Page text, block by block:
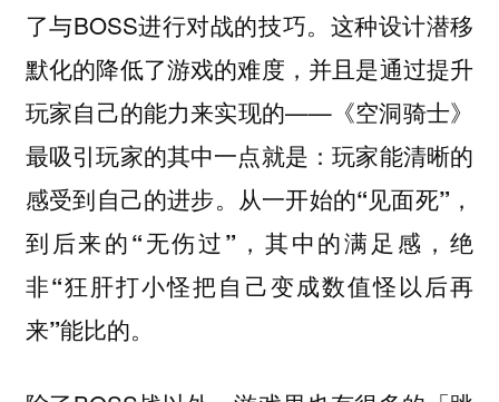
了与BOSS进行对战的技巧。这种设计潜移
默化的降低了游戏的难度，并且是通过提升
玩家自己的能力来实现的——《空洞骑士》
最吸引玩家的其中一点就是：玩家能清晰的
感受到自己的进步。从一开始的“见面死”，
到后来的“无伤过”，其中的满足感，绝
非“狂肝打小怪把自己变成数值怪以后再
来”能比的。